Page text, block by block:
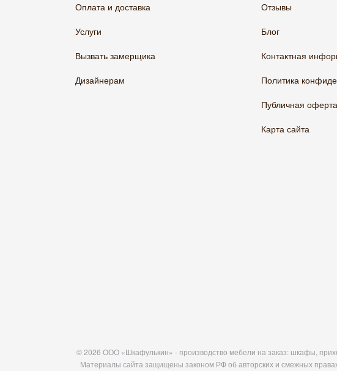
Оплата и доставка
Услуги
Вызвать замерщика
Дизайнерам
Отзывы
Блог
Контактная
Политика
Публичная оферта
Карта сайта
© 2026 ООО «Шкафулькин» - производство мебели на заказ: шкафы,
Материалы сайта защищены законом РФ об авторских и смежных